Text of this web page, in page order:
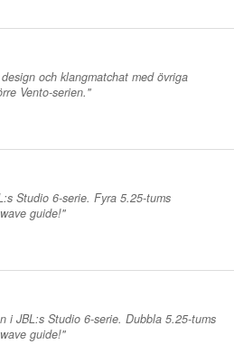
och klangmatchat med övriga
Vento-serien."
Studio 6-serie. Fyra 5.25-tums
guide!"
i JBL:s Studio 6-serie. Dubbla 5.25-tums
guide!"